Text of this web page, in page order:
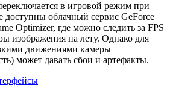
в игровой режим при
доступны облачный сервис GeForce
Optimizer, где можно следить за FPS
изображения на лету. Однако для
движениями камеры
может давать сбои и артефакты.